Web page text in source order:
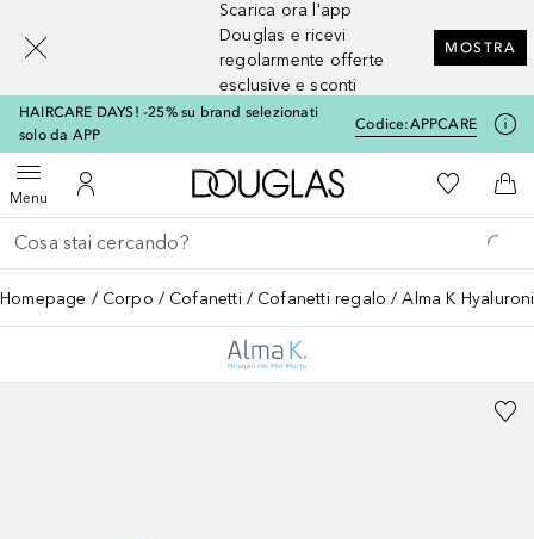
Scarica ora l'app
Douglas e ricevi
regolarmente offerte
esclusive e sconti
MOSTRA
HAIRCARE DAYS! -25% su brand selezionati
solo da APP
Codice:APPCARE
MenuApri menuAl Mio Account
A Douglas HomeAlla Mia
Al
Torna indietro
Esegui ricerca
Homepage Corpo Cofanetti Cofanetti regalo Alma K
[navigation.slideout.screenreader]